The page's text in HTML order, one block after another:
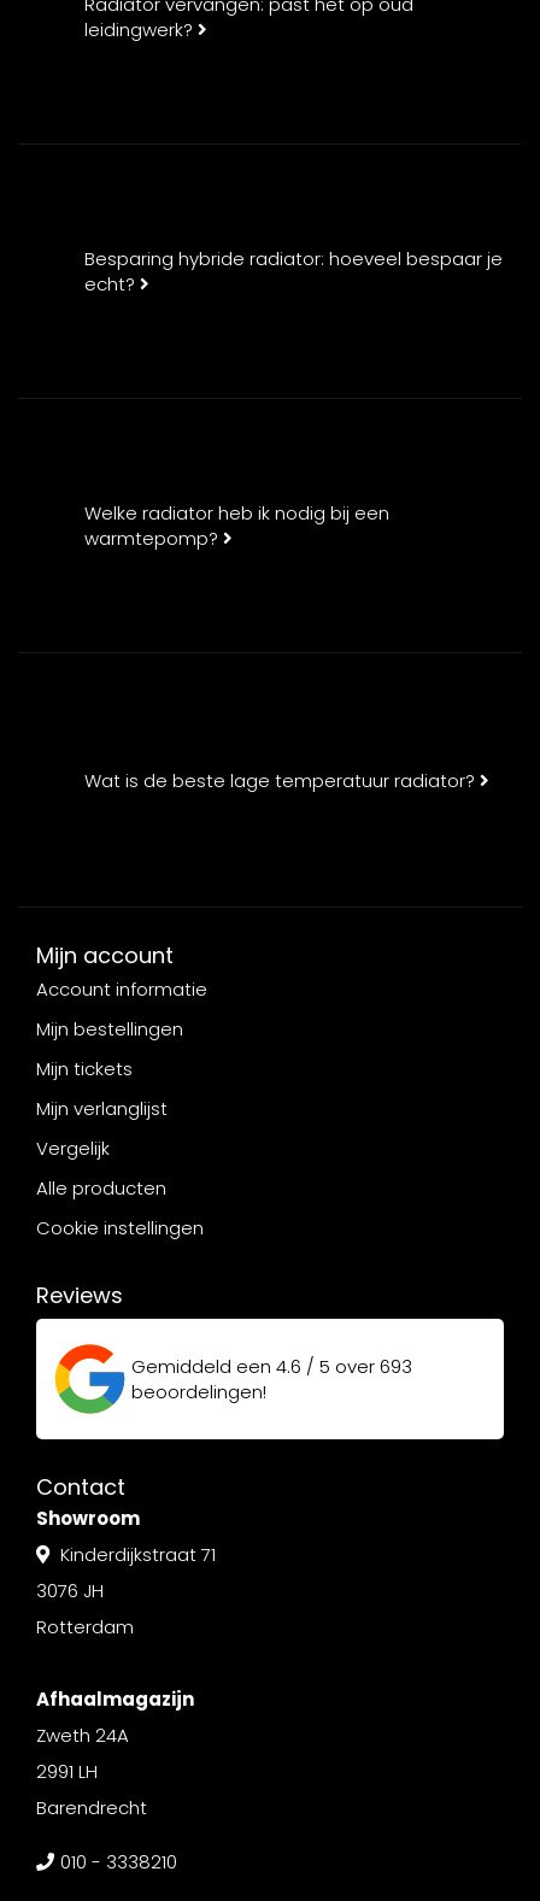
leidingwerk?
Besparing hybride radiator: hoeveel bespaar je
echt?
Welke radiator heb ik nodig bij een
warmtepomp?
Wat is de beste lage temperatuur radiator?
Mijn account
Account informatie
Mijn bestellingen
Mijn tickets
Mijn verlanglijst
Vergelijk
Alle producten
Cookie instellingen
Reviews
Gemiddeld een 4.6 / 5 over693
beoordelingen!
Contact
Showroom
Kinderdijkstraat 71
3076 JH
Rotterdam
Afhaalmagazijn
Zweth 24A
2991 LH
Barendrecht
010 - 3338210